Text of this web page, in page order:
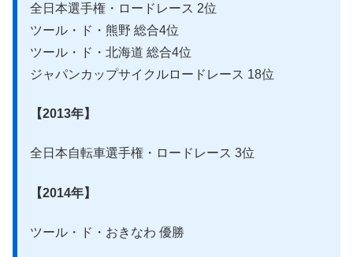
全日本選手権・ロードレース 2位
ツール・ド・熊野 総合4位
ツール・ド・北海道 総合4位
ジャパンカップサイクルロードレース 18位
【2013年】
全日本自転車選手権・ロードレース 3位
【2014年】
ツール・ド・おきなわ 優勝